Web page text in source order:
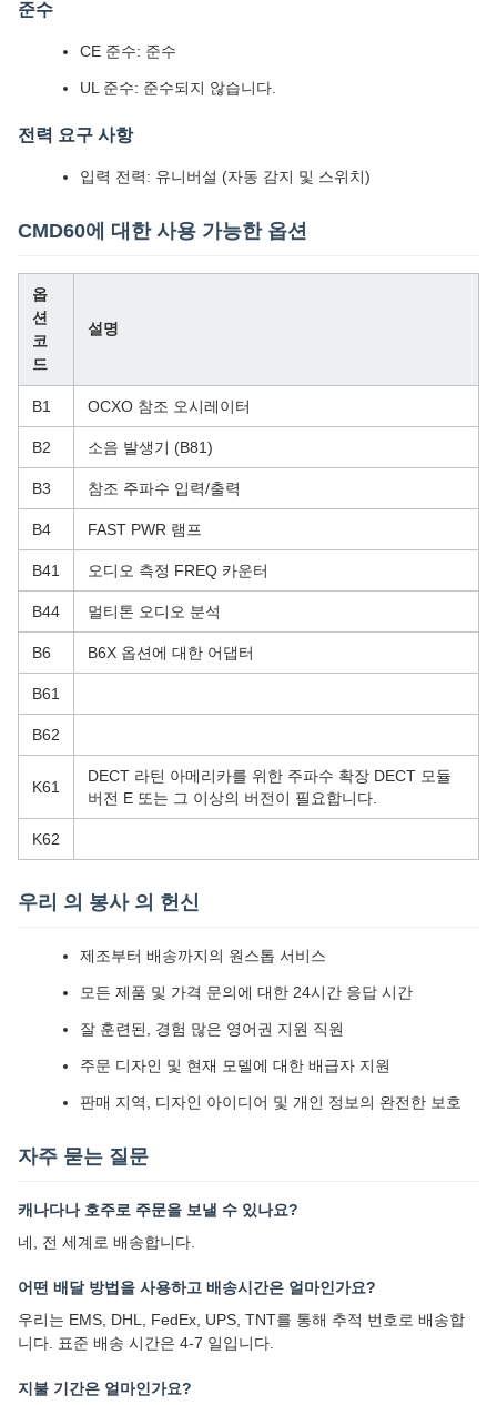
준수
CE 준수: 준수
UL 준수: 준수되지 않습니다.
전력 요구 사항
입력 전력: 유니버설 (자동 감지 및 스위치)
CMD60에 대한 사용 가능한 옵션
옵
션
코
드
설명
B1 OCXO 참조 오시레이터
B2 소음 발생기 (B81)
B3 참조 주파수 입력/출력
B4 FAST PWR 램프
B41 오디오 측정 FREQ 카운터
B44 멀티톤 오디오 분석
B6 B6X 옵션에 대한 어댑터
B61
B62
K61
DECT 라틴 아메리카를 위한 주파수 확장 DECT 모듈
버전 E 또는 그 이상의 버전이 필요합니다.
K62
우리 의 봉사 의 헌신
제조부터 배송까지의 원스톱 서비스
모든 제품 및 가격 문의에 대한 24시간 응답 시간
잘 훈련된, 경험 많은 영어권 지원 직원
주문 디자인 및 현재 모델에 대한 배급자 지원
판매 지역, 디자인 아이디어 및 개인 정보의 완전한 보호
자주 묻는 질문
캐나다나 호주로 주문을 보낼 수 있나요?
네, 전 세계로 배송합니다.
어떤 배달 방법을 사용하고 배송시간은 얼마인가요?
우리는 EMS, DHL, FedEx, UPS, TNT를 통해 추적 번호로 배송합
니다. 표준 배송 시간은 4-7 일입니다.
지불 기간은 얼마인가요?